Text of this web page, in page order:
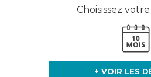
Choisissez
+ VOIR LES